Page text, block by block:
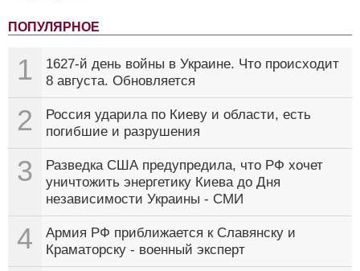
ПОПУЛЯРНОЕ
1
1627-й день войны в Украине. Что происходит
8 августа. Обновляется
2
Россия ударила по Киеву и области, есть
погибшие и разрушения
3
Разведка США предупредила, что РФ хочет
уничтожить энергетику Киева до Дня
независимости Украины - СМИ
4
Армия РФ приближается к Славянску и
Краматорску - военный эксперт